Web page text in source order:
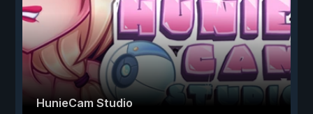
HunieCam Studio